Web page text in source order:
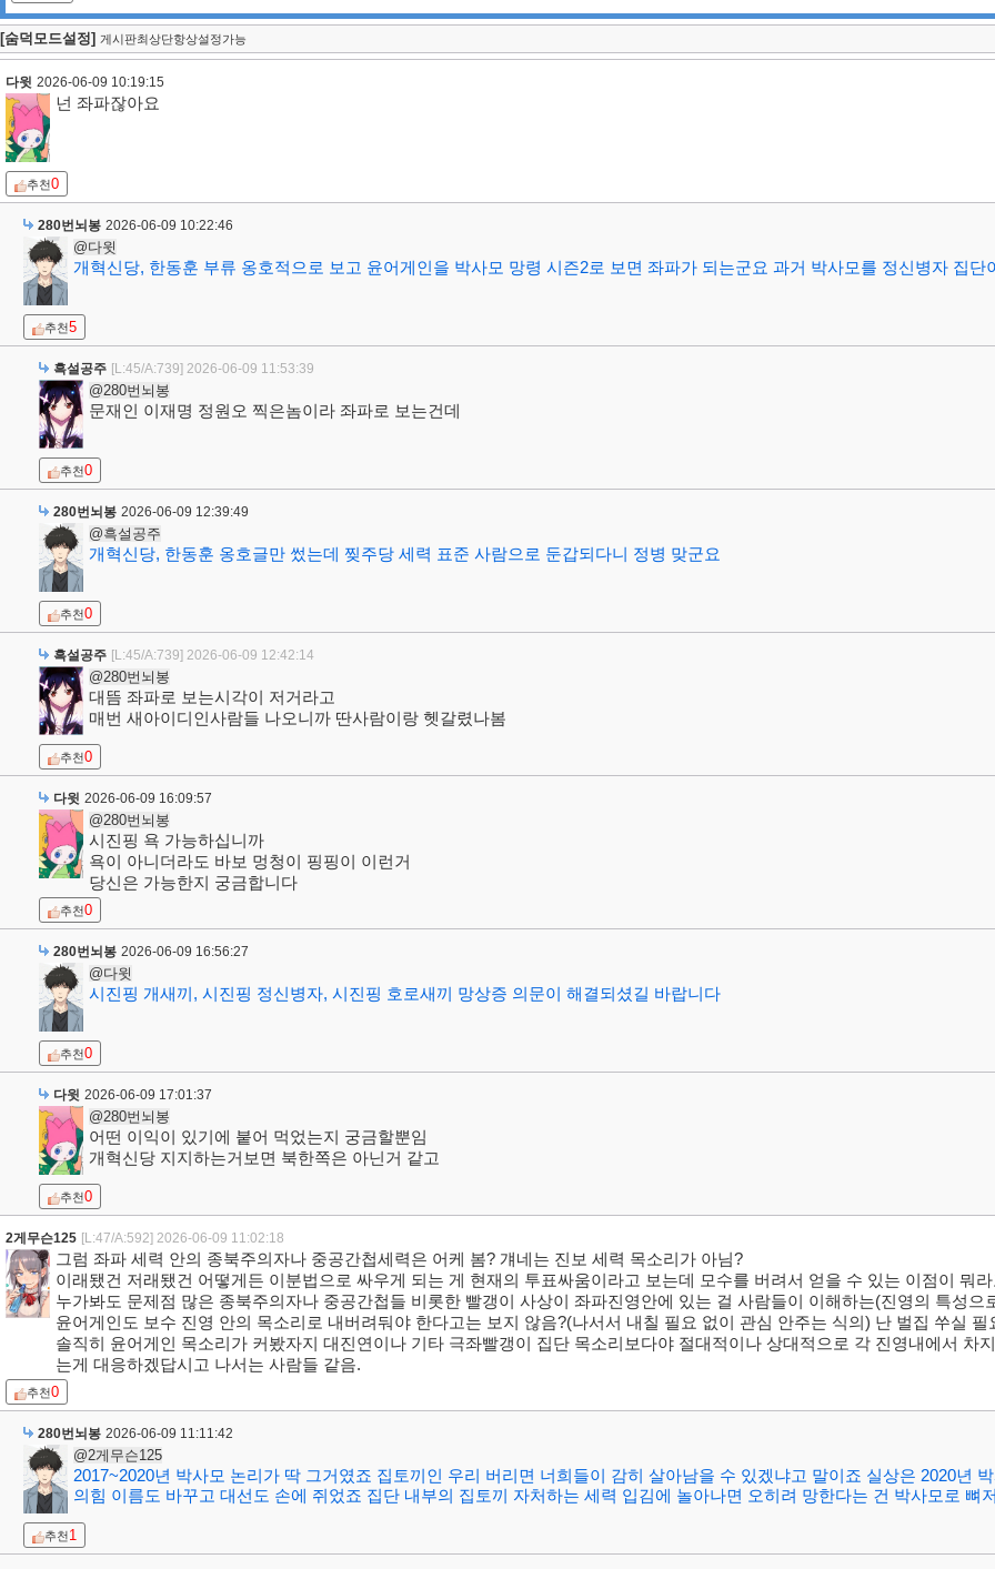
[숨덕모드설정] 게시판최상단항상설정가능
다윗 2026-06-09 10:19:15
넌 좌파잖아요
추천0
280번뇌봉 2026-06-09 10:22:46
@다윗
개혁신당, 한동훈 부류 옹호적으로 보고 윤어게인을 박사모 망령 시즌2로 보면 좌파가 되는군요 과거 박사모를 정신병자 집
추천5
흑설공주 [L:45/A:739] 2026-06-09 11:53:39
@280번뇌봉
문재인 이재명 정원오 찍은놈이라 좌파로 보는건데
추천0
280번뇌봉 2026-06-09 12:39:49
@흑설공주
개혁신당, 한동훈 옹호글만 썼는데 찢주당 세력 표준 사람으로 둔갑되다니 정병 맞군요
추천0
흑설공주 [L:45/A:739] 2026-06-09 12:42:14
@280번뇌봉
대뜸 좌파로 보는시각이 저거라고
매번 새아이디인사람들 나오니까 딴사람이랑 헷갈렸나봄
추천0
다윗 2026-06-09 16:09:57
@280번뇌봉
시진핑 욕 가능하십니까
욕이 아니더라도 바보 멍청이 핑핑이 이런거
당신은 가능한지 궁금합니다
추천0
280번뇌봉 2026-06-09 16:56:27
@다윗
시진핑 개새끼, 시진핑 정신병자, 시진핑 호로새끼 망상증 의문이 해결되셨길 바랍니다
추천0
다윗 2026-06-09 17:01:37
@280번뇌봉
어떤 이익이 있기에 붙어 먹었는지 궁금할뿐임
개혁신당 지지하는거보면 북한쪽은 아닌거 같고
추천0
2게무슨125 [L:47/A:592] 2026-06-09 11:02:18
그럼 좌파 세력 안의 종북주의자나 중공간첩세력은 어케 봄? 걔네는 진보 세력 목소리가 아님?
이래됐건 저래됐건 어떻게든 이분법으로 싸우게 되는 게 현재의 투표싸움이라고 보는데 모수를 버려서 얻을 수 있는 이점이 뭐
누가봐도 문제점 많은 종북주의자나 중공간첩들 비롯한 빨갱이 사상이 좌파진영안에 있는 걸 사람들이 이해하는(진영의 특성으
윤어게인도 보수 진영 안의 목소리로 내버려둬야 한다고는 보지 않음?(나서서 내칠 필요 없이 관심 안주는 식의) 난 벌집 쑤실 필
솔직히 윤어게인 목소리가 커봤자지 대진연이나 기타 극좌빨갱이 집단 목소리보다야 절대적이나 상대적으로 각 진영내에서 차
는게 대응하겠답시고 나서는 사람들 같음.
추천0
280번뇌봉 2026-06-09 11:11:42
@2게무슨125
2017~2020년 박사모 논리가 딱 그거였죠 집토끼인 우리 버리면 너희들이 감히 살아남을 수 있겠냐고 말이죠 실상은 2020년
의힘 이름도 바꾸고 대선도 손에 쥐었죠 집단 내부의 집토끼 자처하는 세력 입김에 놀아나면 오히려 망한다는 건 박사모로 뼈
추천1